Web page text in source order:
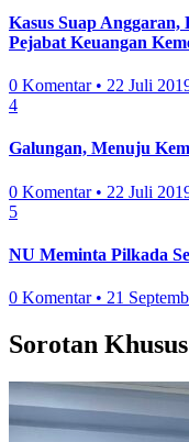
Kasus Suap
Pejabat Keuangan
0 Komentar • 22 Juli
4
Galungan, Menuju
0 Komentar • 22 Juli
5
NU Meminta Pilkada
0 Komentar • 21
Sorotan Khusus